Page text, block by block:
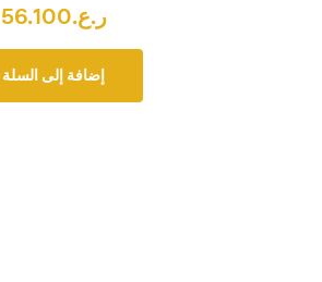
ر.ع.56.100
إضافة إلى السلة